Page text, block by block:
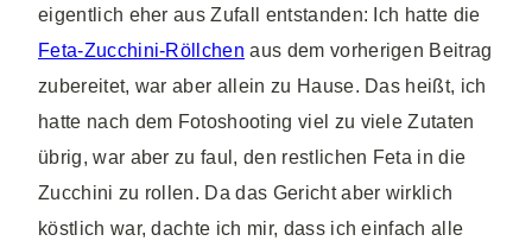
eigentlich eher aus Zufall entstanden: Ich hatte die
Feta-Zucchini-Röllchen aus dem vorherigen Beitrag
zubereitet, war aber allein zu Hause. Das heißt, ich
hatte nach dem Fotoshooting viel zu viele Zutaten
übrig, war aber zu faul, den restlichen Feta in die
Zucchini zu rollen. Da das Gericht aber wirklich
köstlich war, dachte ich mir, dass ich einfach alle